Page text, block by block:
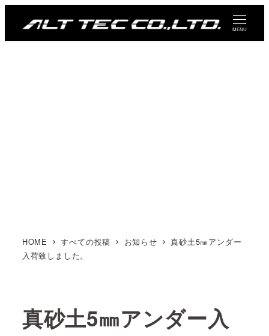
MENU
HOME すべての投稿 お知らせ
真砂土5㎜アンダー
入荷致しました。
真砂土5㎜アンダー入